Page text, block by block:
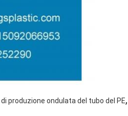
di produzione ondulata del tubo del PE,